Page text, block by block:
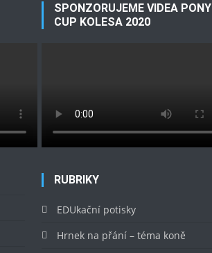
SPONZORUJEME VIDEA PONY
CUP KOLESA 2020
RUBRIKY
EDUkační potisky
Hrnek na přání – téma koně